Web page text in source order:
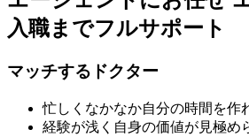
入職までフルサポート
マッチするドクター
忙しくなかなか自分の時間を作
経験が浅く自身の価値が見極め